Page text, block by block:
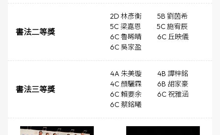
書法二等獎
2D 林彥衡
5B 劉茵希
5C 梁嘉恩
5C 施宥辰
6C 魯晞晴
6C 丘映儀
6C 吳家盈
書法三等獎
4A 朱美璇
4B 譚梓銘
4C 顏驪霖
6B 胡家豪
6C 賴要余
6C 祝雅涵
6C 蔡銘曦